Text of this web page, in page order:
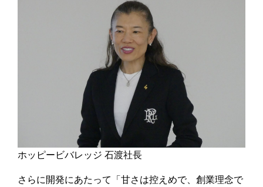
ホッピービバレッジ 石渡社長
さらに開発にあたって「甘さは控えめで、創業理念で